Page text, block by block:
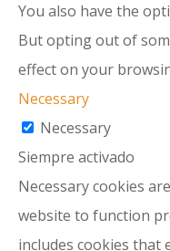
You also have the
But opting out of
effect on your
Necessary
Necessary
Siempre activado
Necessary cookies
website to function
includes cookies that